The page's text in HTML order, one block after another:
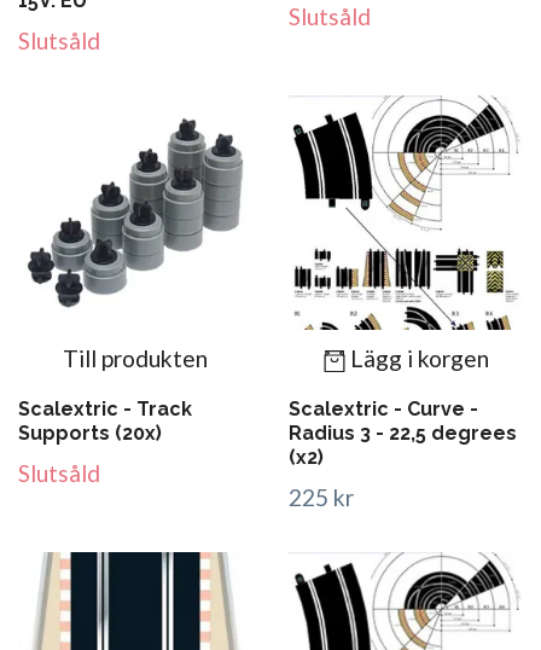
Slutsåld
Slutsåld
Till produkten
Scalextric - Track
Supports (20x)
Slutsåld
Lägg i korgen
Scalextric - Curve -
Radius 3 - 22,5 degrees
(x2)
225 kr